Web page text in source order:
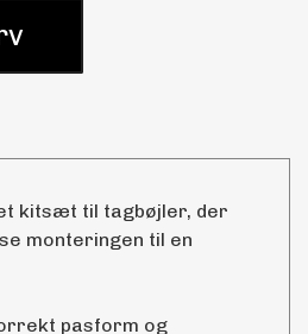
kitsæt til tagbøjler, der
monteringen til en
pasform og